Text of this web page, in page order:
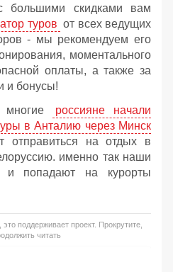
большими скидками вам
туров от всех ведущих
- мы рекомендуем его
моментального
оплаты, а также за
и бонусы!
многие
россияне начали
в Анталию через Минск
отправиться на отдых в
именно так наши
и попадают на курорты
поддерживает проект. Прокрутите,
читать